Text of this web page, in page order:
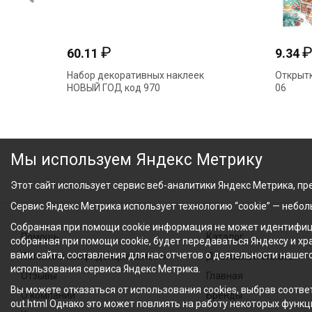
413.10
Наклейки декоративные код 515
НОВЫЙ ГОД А2 0200969
Помощь
Политика конфиденциальности
Отзывы
О компании
Каталог
Доставка и оплата
Главная
Бренды
Мы используем Яндекс Метрику
Этот сайт использует сервис веб-аналитики Яндекс Метрика,
Сервис Яндекс Метрика использует технологию “cookie” —
Собранная при помощи cookie информация не может
собранная при помощи cookie, будет передаваться Яндексу и
вами сайта, составления для нас отчетов о деятельности
использования сервиса Яндекс Метрика.
Вы можете отказаться от использования cookies, выбрав
out.html Однако это может повлиять на работу некоторых